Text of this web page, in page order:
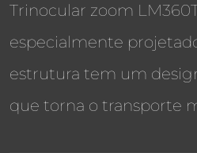
Trinocular zoom
especialmente
estrutura tem um
que torna o transporte